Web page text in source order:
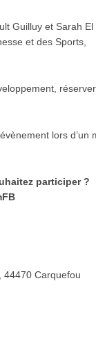
Guilluy et Sarah El
et des Sports,
lors d’un
participer ?
44470 Carquefou